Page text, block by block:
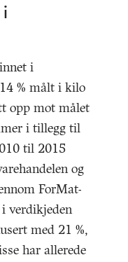
i
% målt i kilo
opp mot målet
i tillegg til
til 2015
og
ForMat-
verdikjeden
med 21 %,
har allerede